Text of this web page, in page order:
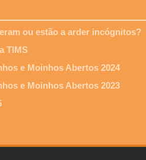
ou estão a arder incógnitos?
TIMS
e Moinhos Abertos 2024
e Moinhos Abertos 2023